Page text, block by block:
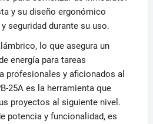
y su diseño ergonómico
seguridad durante su uso.
lo que asegura un
energía para tareas
profesionales y aficionados al
25A es la herramienta que
proyectos al siguiente nivel.
potencia y funcionalidad, es